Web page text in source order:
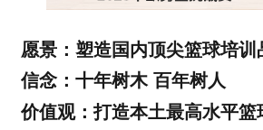
愿景：塑造国内顶尖篮球培训
信念：十年树木 百年树人
价值观：打造本土最高水平篮